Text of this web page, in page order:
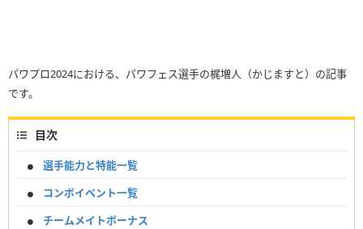
パワプロ2024における、パワフェス選手の梶増人（かじますと）の記事
です。
目次
選手能力と特能一覧
コンボイベント一覧
チームメイトボーナス